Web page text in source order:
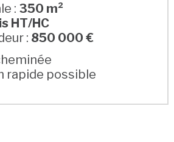
: 350 m²
HT/HC
: 850 000 €
rapide possible